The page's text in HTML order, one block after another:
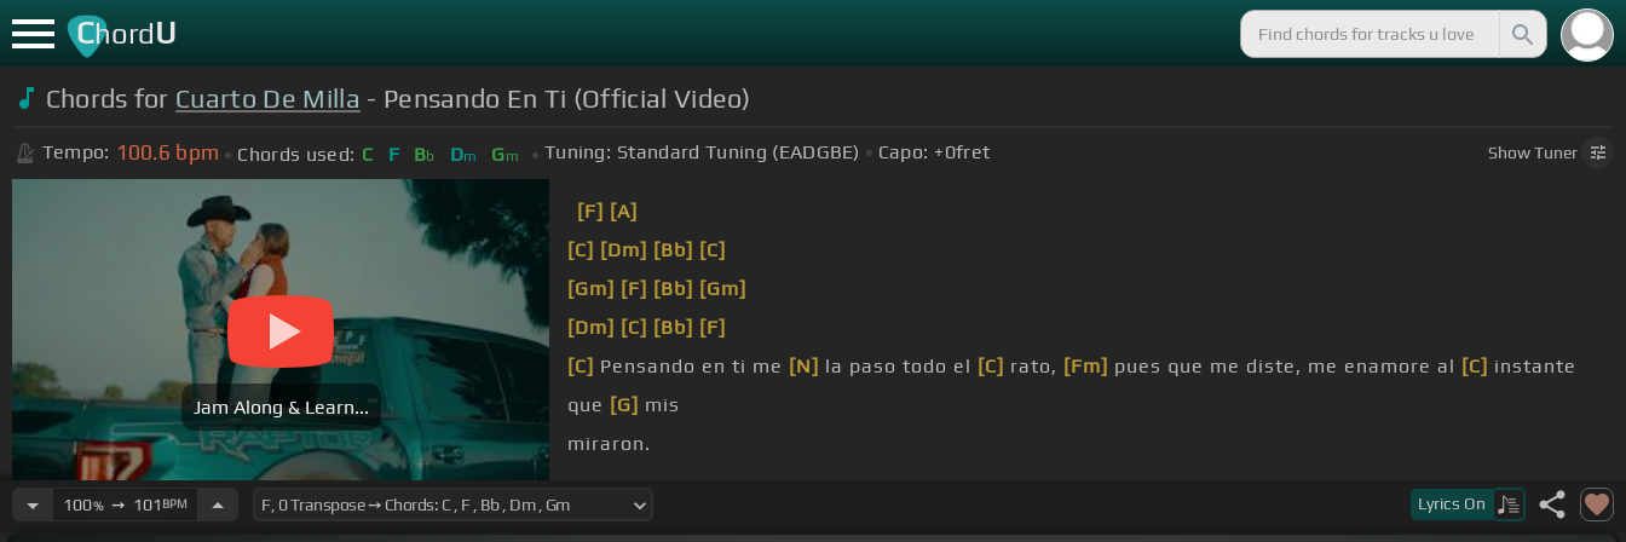
ChordU
Chords for Cuarto De Milla - Pensando En Ti (Official Video)
Tempo: 100.6 bpm Chords used: C F Bb Dm Gm Tuning: Standard Tuning (EADGBE) Capo: +0fret ShowTuner
Jam Along & Learn...
[F] [A]
[C] [Dm] [Bb] [C]
[Gm] [F] [Bb] [Gm]
[Dm] [C] [Bb] [F]
[C] Pensando en ti me [N] la paso todo el [C] rato, [Fm] pues que me diste, me enamore al [C] instante
que [G] mis
miraron.
100%➙ 101 BPM Lyrics On